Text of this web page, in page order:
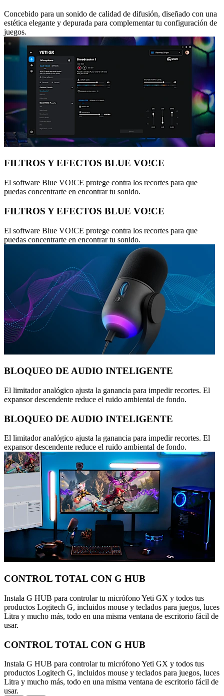
Concebido para un sonido de calidad de difusión, diseñado con una
estética elegante y depurada para complementar tu configuración de
juegos.
FILTROS Y EFECTOS BLUE VO!CE
El software Blue VO!CE protege contra los recortes para que
puedas concentrarte en encontrar tu sonido.
FILTROS Y EFECTOS BLUE VO!CE
El software Blue VO!CE protege contra los recortes para que
puedas concentrarte en encontrar tu sonido.
BLOQUEO DE AUDIO INTELIGENTE
El limitador analógico ajusta la ganancia para impedir recortes. El
expansor descendente reduce el ruido ambiental de fondo.
BLOQUEO DE AUDIO INTELIGENTE
El limitador analógico ajusta la ganancia para impedir recortes. El
expansor descendente reduce el ruido ambiental de fondo.
CONTROL TOTAL CON G HUB
Instala G HUB para controlar tu micrófono Yeti GX y todos tus
productos Logitech G, incluidos mouse y teclados para juegos, luces
Litra y mucho más, todo en una misma ventana de escritorio fácil de
usar.
CONTROL TOTAL CON G HUB
Instala G HUB para controlar tu micrófono Yeti GX y todos tus
productos Logitech G, incluidos mouse y teclados para juegos, luces
Litra y mucho más, todo en una misma ventana de escritorio fácil de
usar.